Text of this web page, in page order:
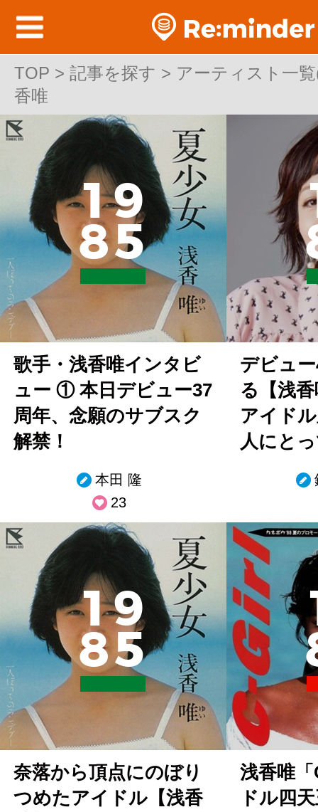
TOP > 記事を探す > アーティスト一
香唯
TOP > 記事を探す > アーティスト一
香唯
19
85
歌手・浅香唯インタビ
ュー ① 本日デビュー37
周年、念願のサブスク
解禁！
本田 隆
23
デビュ
る【浅
アイド
人にと
19
85
奈落から頂点にのぼり
つめたアイドル【浅香
浅香唯
ドル四